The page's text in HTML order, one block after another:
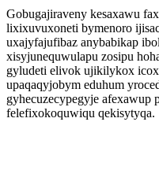
Gobugajiraveny kesaxawu
lixixuvuxoneti bymenoro
uxajyfajufibaz anybabikap
xisyjunequwulapu zosipu
gyludeti elivok ujikilykox
upaqaqyjobym eduhum
gyhecuzecypegyje
felefixokoquwiqu qekisytyqa.